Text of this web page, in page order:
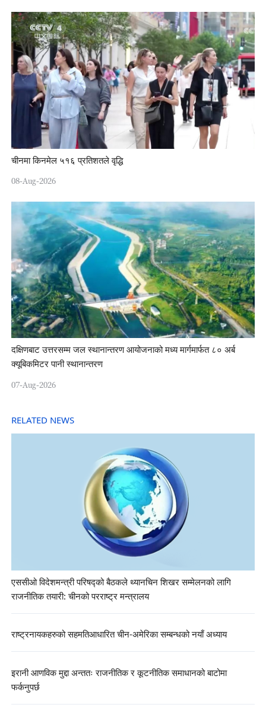
चीनमा किनमेल ५१६ प्रतिशतले वृद्धि
08-Aug-2026
दक्षिणबाट उत्तरसम्म जल स्थानान्तरण आयोजनाको मध्य मार्गमार्फत ८० अर्ब
क्यूबिकमिटर पानी स्थानान्तरण
07-Aug-2026
RELATED NEWS
एससीओ विदेशमन्त्री परिषद्को बैठकले थ्यानचिन शिखर सम्मेलनको लागि
राजनीतिक तयारी: चीनको परराष्ट्र मन्त्रालय
राष्ट्रनायकहरुको सहमतिआधारित चीन-अमेरिका सम्बन्धको नयाँ अध्याय
इरानी आणविक मुद्दा अन्ततः राजनीतिक र कूटनीतिक समाधानको बाटोमा
फर्कनुपर्छ